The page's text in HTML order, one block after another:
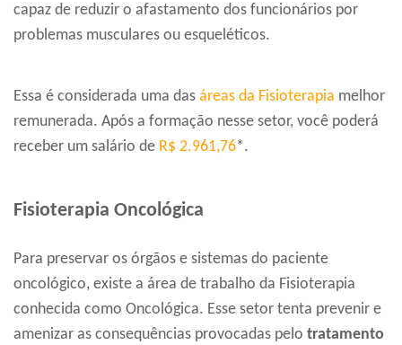
capaz de reduzir o afastamento dos funcionários por
problemas musculares ou esqueléticos.
Essa é considerada uma das áreas da Fisioterapia melhor
remunerada. Após a formação nesse setor, você poderá
receber um salário de R$ 2.961,76*.
Fisioterapia Oncológica
Para preservar os órgãos e sistemas do paciente
oncológico, existe a área de trabalho da Fisioterapia
conhecida como Oncológica. Esse setor tenta prevenir e
amenizar as consequências provocadas pelo tratamento